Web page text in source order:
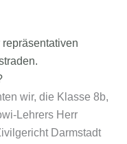
wir, die Klasse 8b,
Lehrers Herr
Darmstadt